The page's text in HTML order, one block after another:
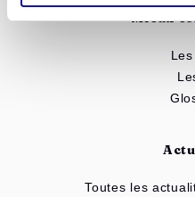
Mieux
Toutes les